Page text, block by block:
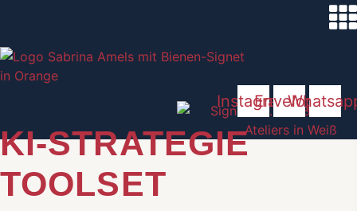
springen
InstagramEnvelope
KI-STRATEGIE
TOOLSET